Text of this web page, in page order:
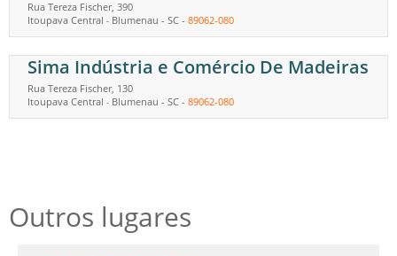
Rua Tereza Fischer, 390
Itoupava Central - Blumenau - SC - 89062-080
Sima Indústria e Comércio De Madeiras
Rua Tereza Fischer, 130
Itoupava Central - Blumenau - SC - 89062-080
Outros lugares